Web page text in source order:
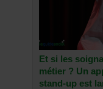
Et si les
métier ? Un
stand-up est